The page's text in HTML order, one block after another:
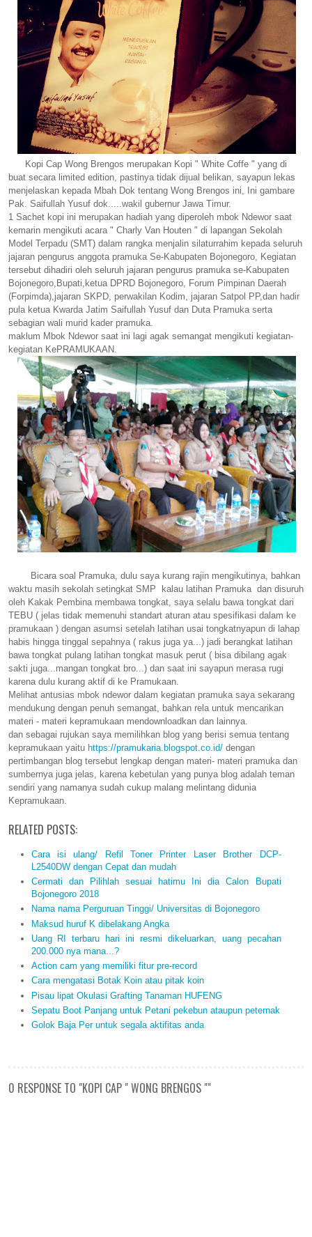
Kopi Cap Wong Brengos merupakan Kopi " White Coffe " yang di
buat secara limited edition, pastinya tidak dijual belikan, sayapun lekas
menjelaskan kepada Mbah Dok tentang Wong Brengos ini, Ini gambare
Pak. Saifullah Yusuf dok.....wakil gubernur Jawa Timur.
1 Sachet kopi ini merupakan hadiah yang diperoleh mbok Ndewor saat
kemarin mengikuti acara " Charly Van Houten " di lapangan Sekolah
Model Terpadu (SMT) dalam rangka menjalin silaturrahim kepada seluruh
jajaran pengurus anggota pramuka Se-Kabupaten Bojonegoro, Kegiatan
tersebut dihadiri oleh seluruh jajaran pengurus pramuka se-Kabupaten
Bojonegoro,Bupati,ketua DPRD Bojonegoro, Forum Pimpinan Daerah
(Forpimda),jajaran SKPD, perwakilan Kodim, jajaran Satpol PP,dan hadir
pula ketua Kwarda Jatim Saifullah Yusuf dan Duta Pramuka serta
sebagian wali murid kader pramuka.
maklum Mbok Ndewor saat ini lagi agak semangat mengikuti kegiatan-
kegiatan KePRAMUKAAN.
Bicara soal Pramuka, dulu saya kurang rajin mengikutinya, bahkan
waktu masih sekolah setingkat SMP kalau latihan Pramuka dan disuruh
oleh Kakak Pembina membawa tongkat, saya selalu bawa tongkat dari
TEBU ( jelas tidak memenuhi standart aturan atau spesifikasi dalam ke
pramukaan ) dengan asumsi setelah latihan usai tongkatnyapun di lahap
habis hingga tinggal sepahnya ( rakus juga ya...) jadi berangkat latihan
bawa tongkat pulang latihan tongkat masuk perut ( bisa dibilang agak
sakti juga...mangan tongkat bro...) dan saat ini sayapun merasa rugi
karena dulu kurang aktif di ke Pramukaan.
Melihat antusias mbok ndewor dalam kegiatan pramuka saya sekarang
mendukung dengan penuh semangat, bahkan rela untuk mencarikan
materi - materi kepramukaan mendownloadkan dan lainnya.
dan sebagai rujukan saya memilihkan blog yang berisi semua tentang
kepramukaan yaitu https://pramukaria.blogspot.co.id/ dengan
pertimbangan blog tersebut lengkap dengan materi- materi pramuka dan
sumbernya juga jelas, karena kebetulan yang punya blog adalah teman
sendiri yang namanya sudah cukup malang melintang didunia
Kepramukaan.
RELATED POSTS:
Cara isi ulang/ Refil Toner Printer Laser Brother DCP-
L2540DW dengan Cepat dan mudah
Cermati dan Pilihlah sesuai hatimu Ini dia Calon Bupati
Bojonegoro 2018
Nama nama Perguruan Tinggi/ Universitas di Bojonegoro
Maksud huruf K dibelakang Angka
Uang RI terbaru hari ini resmi dikeluarkan, uang pecahan
200.000 nya mana...?
Action cam yang memiliki fitur pre-record
Cara mengatasi Botak Koin atau pitak koin
Pisau lipat Okulasi Grafting Tanaman HUFENG
Sepatu Boot Panjang untuk Petani pekebun ataupun peternak
Golok Baja Per untuk segala aktifitas anda
0 RESPONSE TO "KOPI CAP " WONG BRENGOS ""